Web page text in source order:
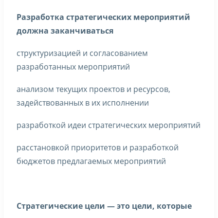
Разработка стратегических мероприятий
должна заканчиваться
структуризацией и согласованием
разработанных мероприятий
анализом текущих проектов и ресурсов,
задействованных в их исполнении
разработкой идеи стратегических мероприятий
расстановкой приоритетов и разработкой
бюджетов предлагаемых мероприятий
Стратегические цели — это цели, которые